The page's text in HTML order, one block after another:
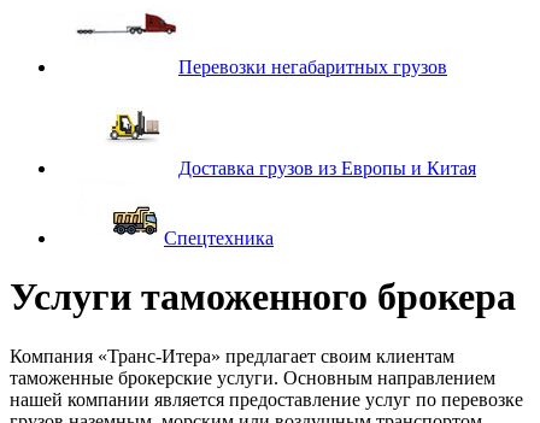
Перевозки негабаритных грузов
Доставка грузов из Европы и Китая
Спецтехника
Услуги таможенного брокера
Компания «Транс-Итера» предлагает своим клиентам
таможенные брокерские услуги. Основным направлением
нашей компании является предоставление услуг по перевозке